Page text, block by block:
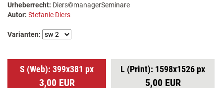
Urheberrecht: Diers©managerSeminare
Autor: Stefanie Diers
Varianten:
S (Web): 399x381 px
3,00 EUR
L (Print): 1598x1526 px
5,00 EUR